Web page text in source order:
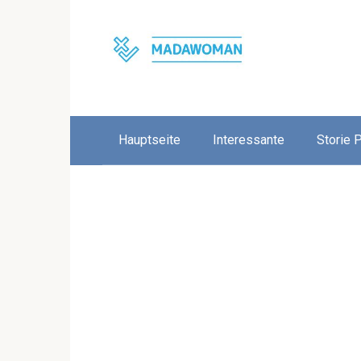
Hauptseite Interessante Storie